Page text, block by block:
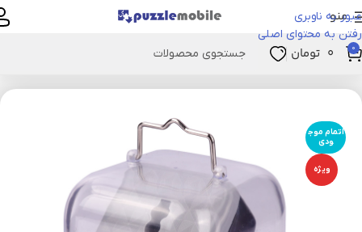
عبور به ناوبری
رفتن به محتوای اصلی
منو
0 ۰ تومان
خانه تجهیزات جانبی لوازم جانبی لوازم جانبی موبایل
اتمام موج
ودی
ویژه